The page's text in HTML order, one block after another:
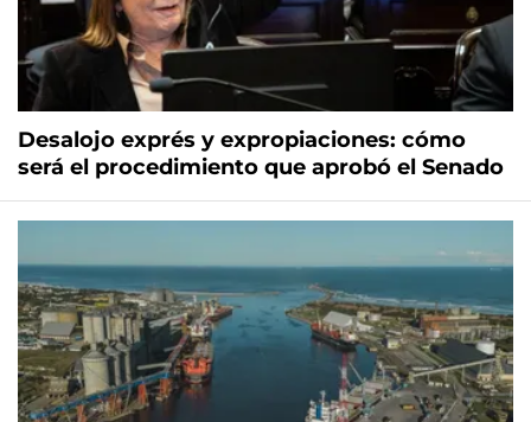
Desalojo exprés y expropiaciones: cómo
será el procedimiento que aprobó el Senado